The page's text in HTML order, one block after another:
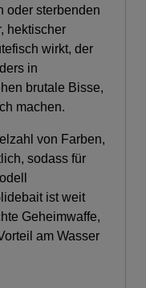
oder sterbenden
hektischer
wirkt, der
in
brutale Bisse,
machen.
von Farben,
sodass für
ist weit
Geheimwaffe,
am Wasser